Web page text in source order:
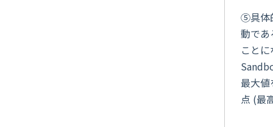
⑤具体
動で
こと
最大
点 (最